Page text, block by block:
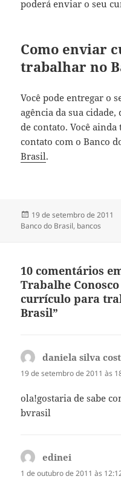
poderá enviar o seu
Como enviar
trabalhar no
Você pode entregar o
agência da sua cidade,
de contato. Você
contato com o Banco
Brasil.
Publicado
em
19 de setembro de 2011
Banco do Brasil, bancos
10 comentários
Trabalhe
currículo para
Brasil”
daniela silva
19 de setembro de 2011 às
ola!gostaria de sabe
bvrasil
edinei
1 de outubro de 2011 às